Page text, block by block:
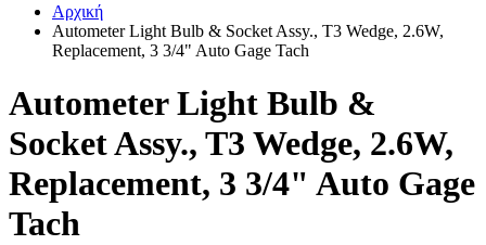
Αρχική
Autometer Light Bulb & Socket Assy., T3 Wedge, 2.6W,
Replacement, 3 3/4" Auto Gage Tach
Autometer Light Bulb &
Socket Assy., T3 Wedge, 2.6W,
Replacement, 3 3/4" Auto Gage
Tach